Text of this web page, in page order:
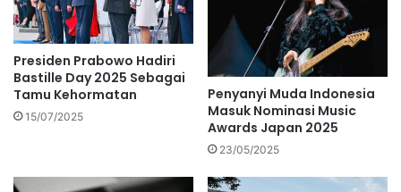
Presiden Prabowo Hadiri
Bastille Day 2025 Sebagai
Tamu Kehormatan
15/07/2025
Penyanyi Muda Indonesia
Masuk Nominasi Music
Awards Japan 2025
23/05/2025